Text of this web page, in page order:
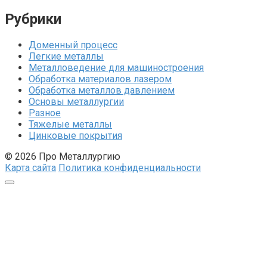
Рубрики
Доменный процесс
Легкие металлы
Металловедение для машиностроения
Обработка материалов лазером
Обработка металлов давлением
Основы металлургии
Разное
Тяжелые металлы
Цинковые покрытия
© 2026 Про Металлургию
Карта сайта Политика конфиденциальности